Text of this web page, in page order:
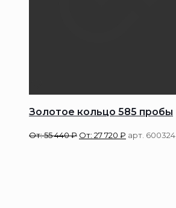
Золотое кольцо 585 пробы
От:55 440₽ От: 27 720 ₽ арт. 600324